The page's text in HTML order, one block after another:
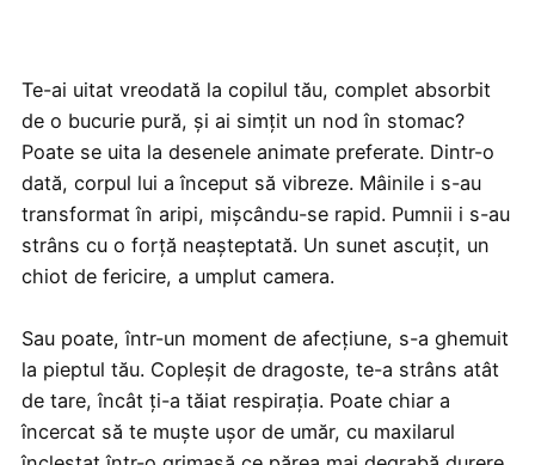
Te-ai uitat vreodată la copilul tău, complet absorbit
de o bucurie pură, și ai simțit un nod în stomac?
Poate se uita la desenele animate preferate. Dintr-o
dată, corpul lui a început să vibreze. Mâinile i s-au
transformat în aripi, mișcându-se rapid. Pumnii i s-au
strâns cu o forță neașteptată. Un sunet ascuțit, un
chiot de fericire, a umplut camera.
Sau poate, într-un moment de afecțiune, s-a ghemuit
la pieptul tău. Copleșit de dragoste, te-a strâns atât
de tare, încât ți-a tăiat respirația. Poate chiar a
încercat să te muște ușor de umăr, cu maxilarul